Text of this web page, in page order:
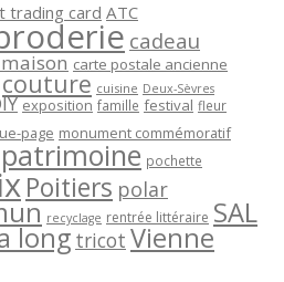
trading card ATC
cadeau
carte postale ancienne
couture cuisine Deux-Sèvres
exposition famille festival fleur
page monument commémoratif
patrimoine pochette
Poitiers polar
recyclage rentrée littéraire SAL
long tricot Vienne